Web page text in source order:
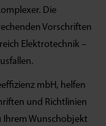
Die
Vorschriften
Elektrotechnik –
mbH, helfen
und Richtlinien
Ihrem Wunschobjekt